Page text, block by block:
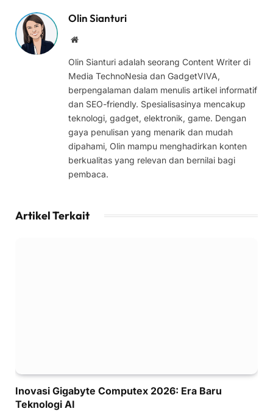
Olin Sianturi
Website
Olin Sianturi adalah seorang Content Writer di
Media TechnoNesia dan GadgetVIVA,
berpengalaman dalam menulis artikel informatif
dan SEO-friendly. Spesialisasinya mencakup
teknologi, gadget, elektronik, game. Dengan
gaya penulisan yang menarik dan mudah
dipahami, Olin mampu menghadirkan konten
berkualitas yang relevan dan bernilai bagi
pembaca.
Artikel Terkait
Inovasi Gigabyte Computex 2026: Era Baru
Teknologi AI